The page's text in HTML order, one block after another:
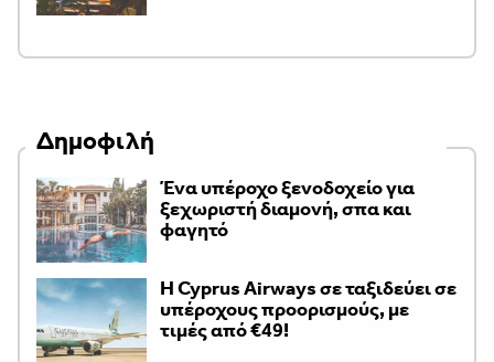
Δημοφιλή
Ένα υπέροχο ξενοδοχείο για
ξεχωριστή διαμονή, σπα και
φαγητό
H Cyprus Airways σε ταξιδεύει σε
υπέροχους προορισμούς, με
τιμές από €49!